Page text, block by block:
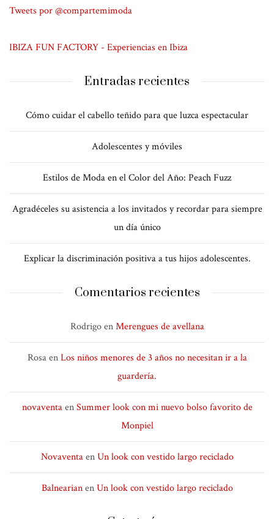
Tweets por @compartemimoda
IBIZA FUN FACTORY - Experiencias en Ibiza
Entradas recientes
Cómo cuidar el cabello teñido para que luzca espectacular
Adolescentes y móviles
Estilos de Moda en el Color del Año: Peach Fuzz
Agradéceles su asistencia a los invitados y recordar para siempre
un día único
Explicar la discriminación positiva a tus hijos adolescentes.
Comentarios recientes
RodrigoenMerengues de avellana
RosaenLos niños menores de 3 años no necesitan ir a la
guardería.
novaventaenSummer look con mi nuevo bolso favorito de
Monpiel
NovaventaenUn look con vestido largo reciclado
BalnearianenUn look con vestido largo reciclado